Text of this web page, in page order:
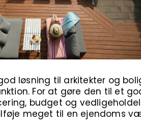
løsning til arkitekter og
For at gøre den til et
budget og
meget til en ejendoms